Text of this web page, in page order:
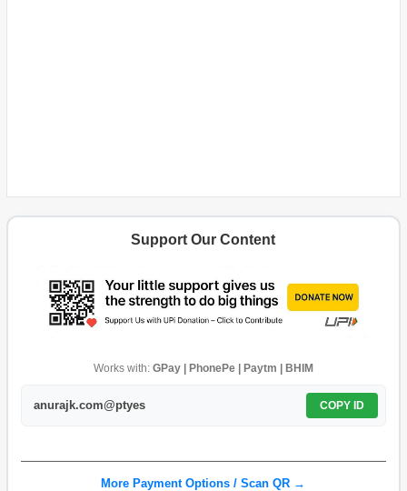
Support Our Content
Works with: GPay | PhonePe | Paytm | BHIM
anurajk.com@ptyes COPY ID
More Payment Options / Scan QR →